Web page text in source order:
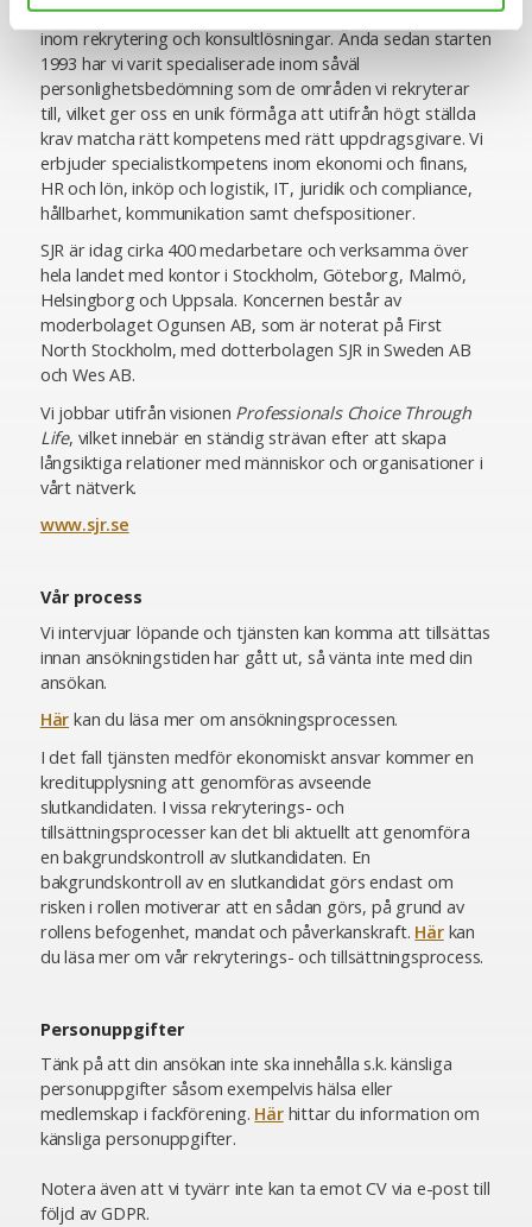
SJR är ett av Sveriges ledande och mest erfarna bolag
inom rekrytering och konsultlösningar. Ända sedan starten
1993 har vi varit specialiserade inom såväl
personlighetsbedömning som de områden vi rekryterar
till, vilket ger oss en unik förmåga att utifrån högt ställda
krav matcha rätt kompetens med rätt uppdragsgivare. Vi
erbjuder specialistkompetens inom ekonomi och finans,
HR och lön, inköp och logistik, IT, juridik och compliance,
hållbarhet, kommunikation samt chefspositioner.
SJR är idag cirka 400 medarbetare och verksamma över
hela landet med kontor i Stockholm, Göteborg, Malmö,
Helsingborg och Uppsala. Koncernen består av
moderbolaget Ogunsen AB, som är noterat på First
North Stockholm, med dotterbolagen SJR in Sweden AB
och Wes AB.
Vi jobbar utifrån visionen Professionals Choice Through
Life, vilket innebär en ständig strävan efter att skapa
långsiktiga relationer med människor och organisationer i
vårt nätverk.
www.sjr.se
Vår process
Vi intervjuar löpande och tjänsten kan komma att tillsättas
innan ansökningstiden har gått ut, så vänta inte med din
ansökan.
Här kan du läsa mer om ansökningsprocessen.
I det fall tjänsten medför ekonomiskt ansvar kommer en
kreditupplysning att genomföras avseende
slutkandidaten. I vissa rekryterings- och
tillsättningsprocesser kan det bli aktuellt att genomföra
en bakgrundskontroll av slutkandidaten. En
bakgrundskontroll av en slutkandidat görs endast om
risken i rollen motiverar att en sådan görs, på grund av
rollens befogenhet, mandat och påverkanskraft. Härkan
du läsa mer om vår rekryterings- och tillsättningsprocess.
Personuppgifter
Tänk på att din ansökan inte ska innehålla s.k. känsliga
personuppgifter såsom exempelvis hälsa eller
medlemskap i fackförening. Härhittar du information om
känsliga personuppgifter.
Notera även att vi tyvärr inte kan ta emot CV via e-post till
följd av GDPR.